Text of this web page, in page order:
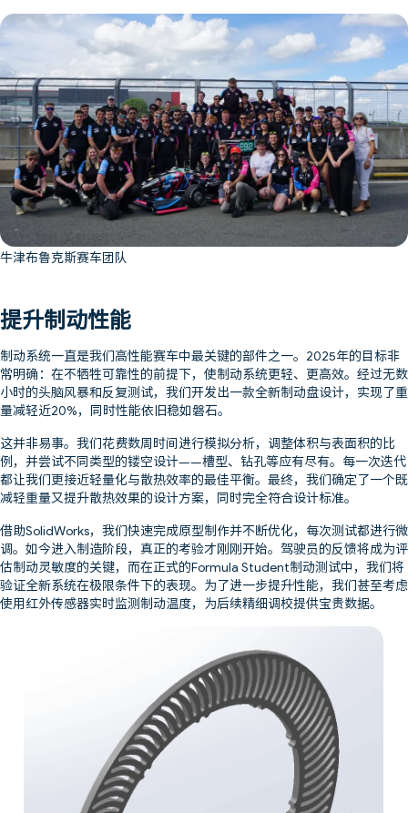
牛津布鲁克斯赛车团队
提升制动性能
制动系统一直是我们高性能赛车中最关键的部件之一。2025年的目标非
常明确：在不牺牲可靠性的前提下，使制动系统更轻、更高效。经过无数
小时的头脑风暴和反复测试，我们开发出一款全新制动盘设计，实现了重
量减轻近20%，同时性能依旧稳如磐石。
这并非易事。我们花费数周时间进行模拟分析，调整体积与表面积的比
例，并尝试不同类型的镂空设计——槽型、钻孔等应有尽有。每一次迭代
都让我们更接近轻量化与散热效率的最佳平衡。最终，我们确定了一个既
减轻重量又提升散热效果的设计方案，同时完全符合设计标准。
借助SolidWorks，我们快速完成原型制作并不断优化，每次测试都进行微
调。如今进入制造阶段，真正的考验才刚刚开始。驾驶员的反馈将成为评
估制动灵敏度的关键，而在正式的Formula Student制动测试中，我们将
验证全新系统在极限条件下的表现。为了进一步提升性能，我们甚至考虑
使用红外传感器实时监测制动温度，为后续精细调校提供宝贵数据。